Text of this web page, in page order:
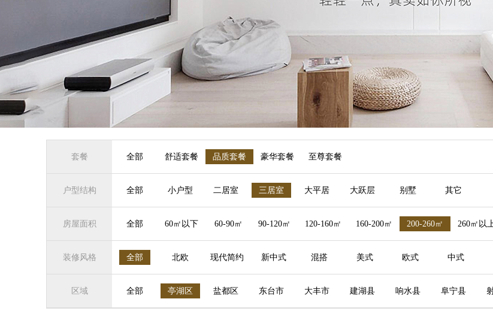
套餐 全部 舒适套餐 品质套餐 豪华套餐 至尊套餐
户型结构 全部 小户型 二居室 三居室 大平居 大跃层 别墅 其它
房屋面积 全部 60㎡以下 60-90㎡ 90-120㎡ 120-160㎡ 160-200㎡ 200-260㎡ 260㎡以
装修风格 全部 北欧 现代简约 新中式 混搭 美式 欧式 中式
区域 全部 亭湖区 盐都区 东台市 大丰市 建湖县 响水县 阜宁县